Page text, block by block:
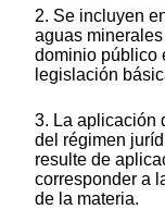
2. Se incluyen
aguas
dominio público
legislación
3. La aplicación
del régimen
resulte de
corresponder a
de la materia.